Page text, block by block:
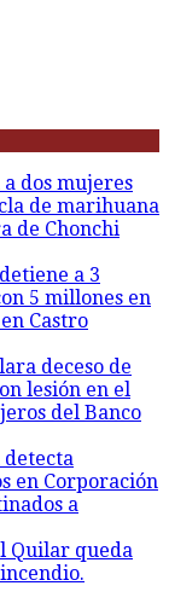
dos mujeres
de marihuana
de Chonchi
a 3
5 millones en
Castro
deceso de
lesión en el
del Banco
en Corporación
a
Quilar queda